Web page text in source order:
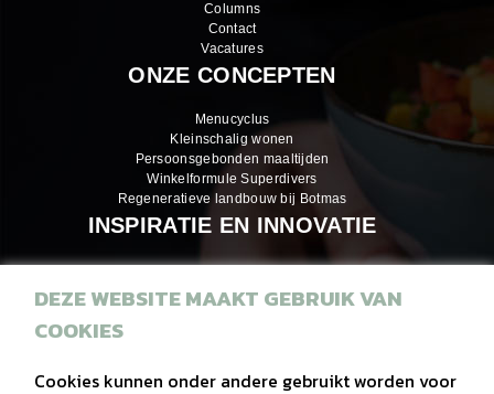
Columns
Contact
Vacatures
ONZE CONCEPTEN
Menucyclus
Kleinschalig wonen
Persoonsgebonden maaltijden
Winkelformule Superdivers
Regeneratieve landbouw bij Botmas
INSPIRATIE EN INNOVATIE
Inspiratiemagazines
DEZE WEBSITE MAAKT GEBRUIK VAN
COOKIES
Cookies kunnen onder andere gebruikt worden voor